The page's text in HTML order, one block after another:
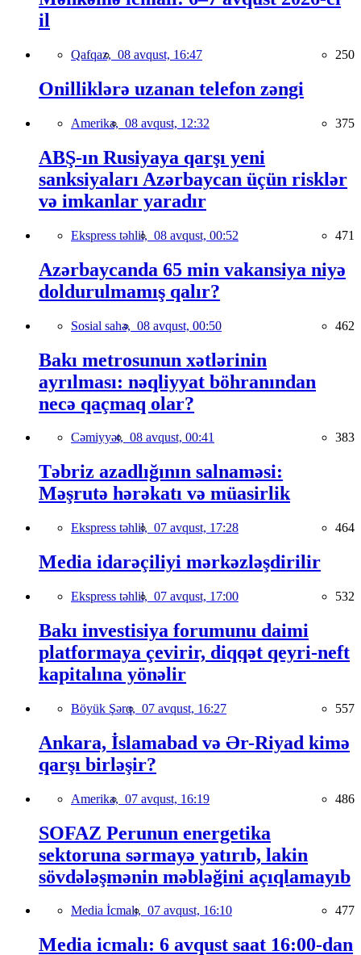
il
Qafqaz, 08 avqust, 16:47 250
Onilliklərə uzanan telefon zəngi
Amerika, 08 avqust, 12:32 375
ABŞ-ın Rusiyaya qarşı yeni
sanksiyaları Azərbaycan üçün risklər
və imkanlar yaradır
Ekspress təhlil, 08 avqust, 00:52 471
Azərbaycanda 65 min vakansiya niyə
doldurulmamış qalır?
Sosial sahə, 08 avqust, 00:50 462
Bakı metrosunun xətlərinin
ayrılması: nəqliyyat böhranından
necə qaçmaq olar?
Cəmiyyət, 08 avqust, 00:41 383
Təbriz azadlığının salnaməsi:
Məşrutə hərəkatı və müasirlik
Ekspress təhlil, 07 avqust, 17:28 464
Media idarəçiliyi mərkəzləşdirilir
Ekspress təhlil, 07 avqust, 17:00 532
Bakı investisiya forumunu daimi
platformaya çevirir, diqqət qeyri-neft
kapitalına yönəlir
Böyük Şərq, 07 avqust, 16:27 557
Ankara, İslamabad və Ər-Riyad kimə
qarşı birləşir?
Amerika, 07 avqust, 16:19 486
SOFAZ Perunun energetika
sektoruna sərmayə yatırıb, lakin
sövdələşmənin məbləğini açıqlamayıb
Media İcmalı, 07 avqust, 16:10 477
Media icmalı: 6 avqust saat 16:00-dan